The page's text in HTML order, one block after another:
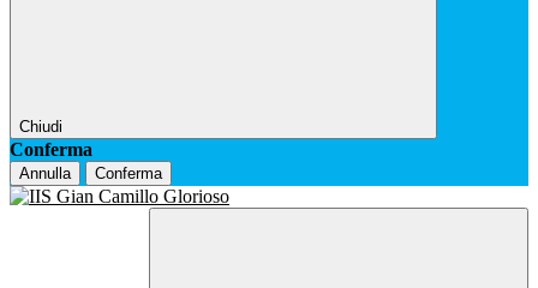
Chiudi
Conferma
Annulla Conferma